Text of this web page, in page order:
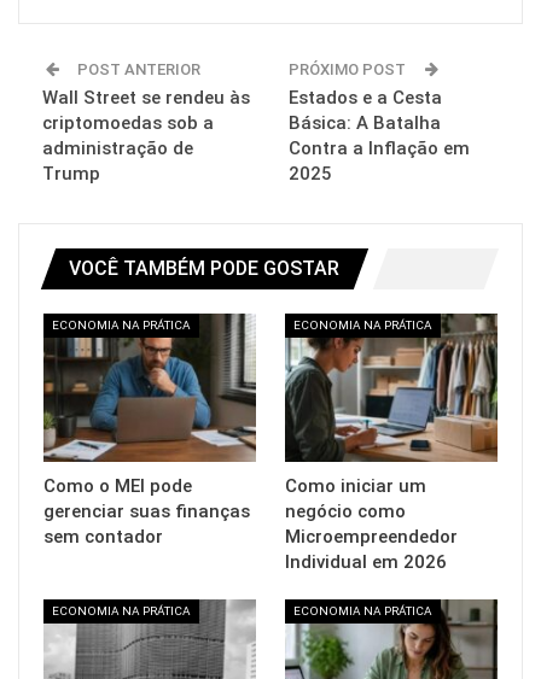
POST ANTERIOR
Wall Street se rendeu às
criptomoedas sob a
administração de
Trump
PRÓXIMO POST
Estados e a Cesta
Básica: A Batalha
Contra a Inflação em
2025
VOCÊ TAMBÉM PODE GOSTAR
ECONOMIA NA PRÁTICA
Como o MEI pode
gerenciar suas finanças
sem contador
ECONOMIA NA PRÁTICA
Como iniciar um
negócio como
Microempreendedor
Individual em 2026
ECONOMIA NA PRÁTICA ECONOMIA NA PRÁTICA